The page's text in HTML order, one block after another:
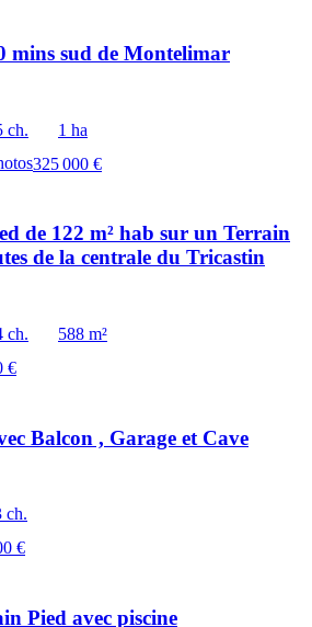
mins sud de Montelimar
ch.
1 ha
325 000 €
de 122 m² hab sur un Terrain
de la centrale du Tricastin
ch.
588 m²
€
Balcon , Garage et Cave
ch.
€
Pied avec piscine